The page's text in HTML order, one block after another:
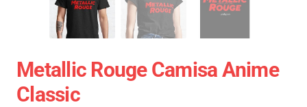
Metallic Rouge Camisa Anime
Classic